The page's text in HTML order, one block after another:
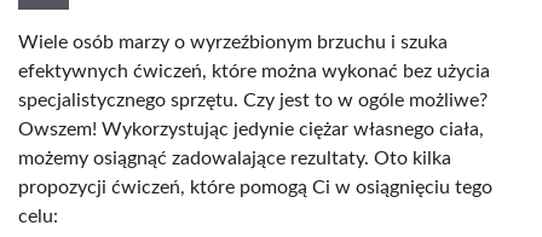
Wiele osób marzy o wyrzeźbionym brzuchu i szuka
efektywnych ćwiczeń, które można wykonać bez użycia
specjalistycznego sprzętu. Czy jest to w ogóle możliwe?
Owszem! Wykorzystując jedynie ciężar własnego ciała,
możemy osiągnąć zadowalające rezultaty. Oto kilka
propozycji ćwiczeń, które pomogą Ci w osiągnięciu tego
celu: